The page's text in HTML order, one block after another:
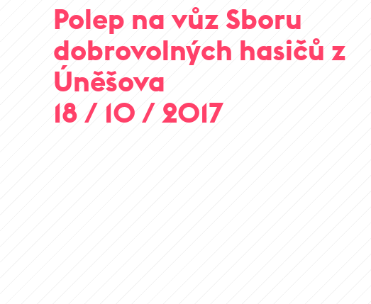
Polep na vůz Sboru
dobrovolných hasičů z
Úněšova
18 / 10 / 2017